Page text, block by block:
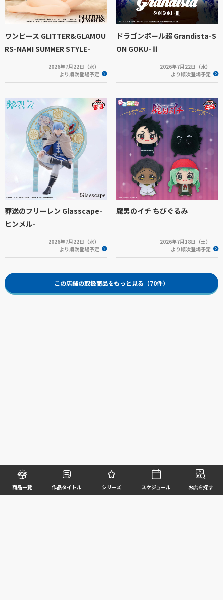
商品一覧 作品タイトル シリーズ スケジュール お店を探す
ワンピース GLITTER&GLAMOU
RS-NAMI SUMMER STYLE-
2026年7月22日（水）
より順次登場予定
ドラゴンボール超 Grandista-S
ON GOKU-Ⅲ
2026年7月22日（水）
より順次登場予定
葬送のフリーレン Glasscape-
ヒンメル-
2026年7月22日（水）
より順次登場予定
魔男のイチ ちびぐるみ
2026年7月18日（土）
より順次登場予定
この店舗の取扱商品をもっと見る（70件）